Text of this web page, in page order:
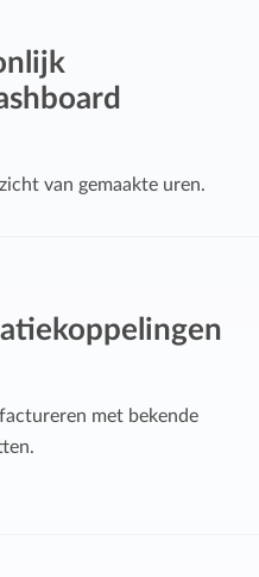
van gemaakte uren.
met bekende